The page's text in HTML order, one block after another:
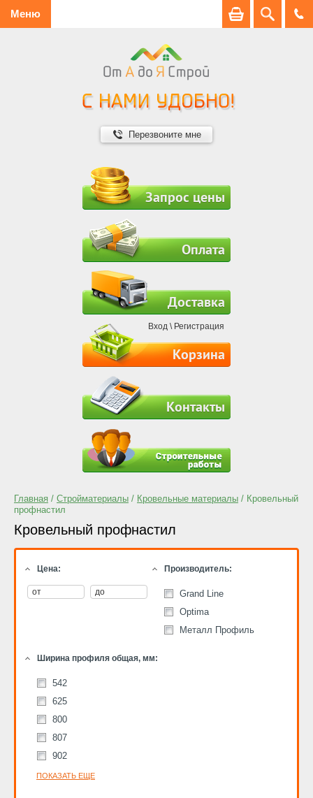
Меню
Перезвоните мне
Запрос цены
Оплата
Доставка
Корзина
Контакты
Вход\ Регистрация
Главная / Стройматериалы / Кровельные материалы / Кровельный
профнастил
Кровельный профнастил
Цена: Производитель:
Grand Line
Optima
Металл Профиль
Ширина профиля общая, мм:
542
625
800
807
902
ПОКАЗАТЬ ЕЩЕ